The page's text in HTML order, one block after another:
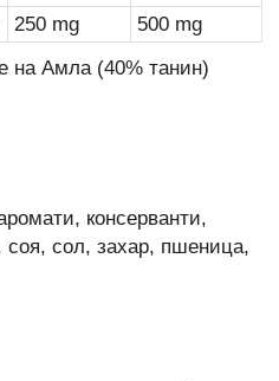
250 mg
500 mg
на Амла (40% танин)
консерванти,
соя, сол, захар, пшеница,